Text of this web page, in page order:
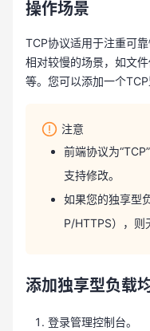
操作场景
TCP协议适用于注重可
相对较慢的场景，如文
等。您可以添加一个
注意
前端协议为
支持修改。
如果您的独享型
P/HTTPS），则
添加独享型负载
登录管理控制台。